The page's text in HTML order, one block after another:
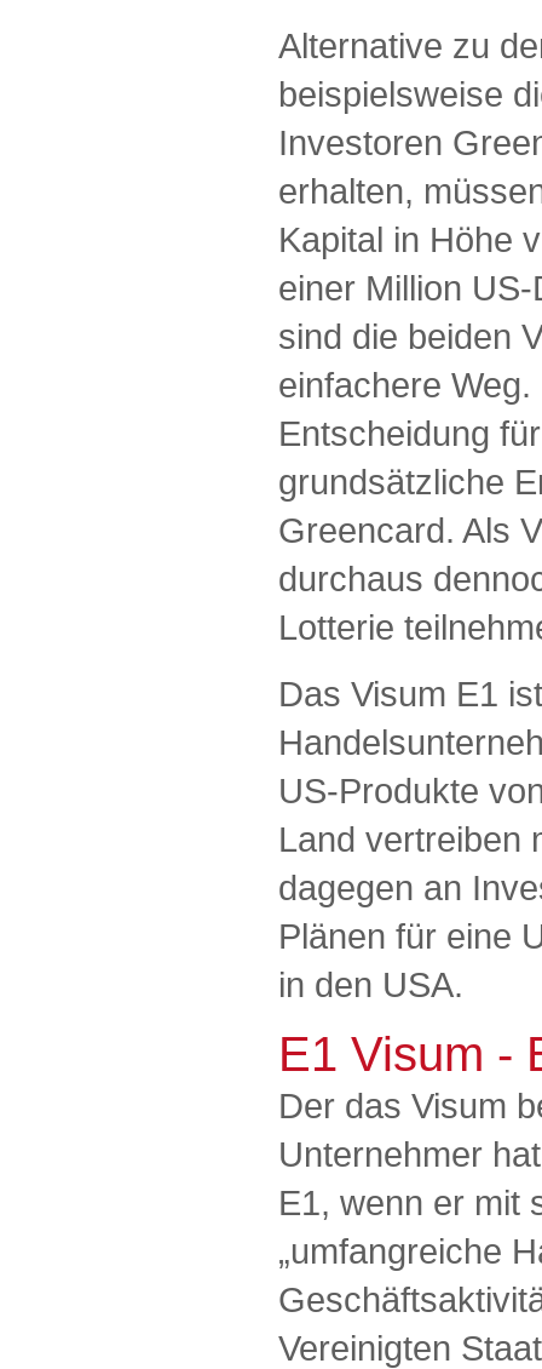
Alternative zu
beispielsweise
Investoren
erhalten,
Kapital in Höhe
einer Million
sind die beiden
einfachere
Entscheidung
grundsätzliche
Greencard. Als
durchaus
Lotterie
Das Visum E1
US-Produkte
Land vertreiben
dagegen an
Plänen für eine
in den USA.
E1 Visum -
Der das Visum
Unternehmer
E1, wenn er mit
„umfangreiche
Vereinigten